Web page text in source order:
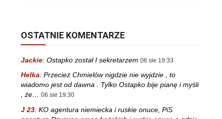
OSTATNIE KOMENTARZE
Jackie: Ostapko został I sekretarzem 06 sie 19:33
Helka: Przecież Chmielów nigdzie nie wyjdzie , to
wiadomo jest od dawna . Tylko Ostapko bije pianę i myśli
, że… 06 sie 19:30
J 23: KO agentura niemiecka i ruskie onuce, PiS